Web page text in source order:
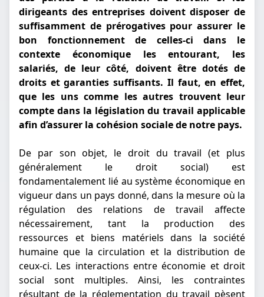
dirigeants des entreprises doivent disposer de
suffisamment de prérogatives pour assurer le
bon fonctionnement de celles-ci dans le
contexte économique les entourant, les
salariés, de leur côté, doivent être dotés de
droits et garanties suffisants. Il faut, en effet,
que les uns comme les autres trouvent leur
compte dans la législation du travail applicable
afin d’assurer la cohésion sociale de notre pays.
De par son objet, le droit du travail (et plus
généralement le droit social) est
fondamentalement lié au système économique en
vigueur dans un pays donné, dans la mesure où la
régulation des relations de travail affecte
nécessairement, tant la production des
ressources et biens matériels dans la société
humaine que la circulation et la distribution de
ceux-ci. Les interactions entre économie et droit
social sont multiples. Ainsi, les contraintes
résultant de la réglementation du travail pèsent